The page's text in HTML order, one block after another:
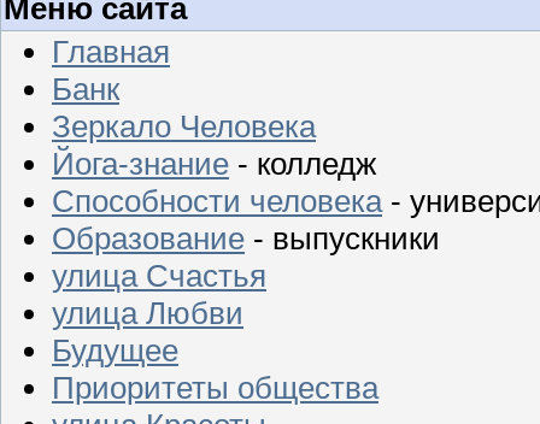
Меню сайта
Главная
Банк
Зеркало Человека
Йога-знание - колледж
Способности человека-
Образование - выпускники
улица Счастья
улица Любви
Будущее
Приоритеты общества